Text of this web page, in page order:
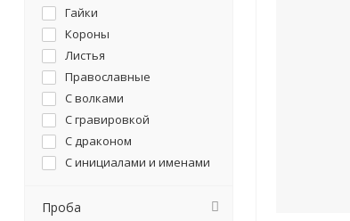
Гайки
Короны
Листья
Православные
С волками
С гравировкой
С драконом
С инициалами и именами
С отпечатками пальцев
Проба